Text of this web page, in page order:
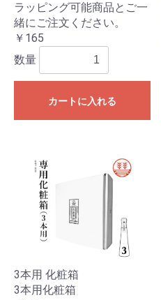
ラッピング可能商品とご一
緒にご注文ください。
￥165
数量
カートに入れる
3本用 化粧箱
3本用化粧箱